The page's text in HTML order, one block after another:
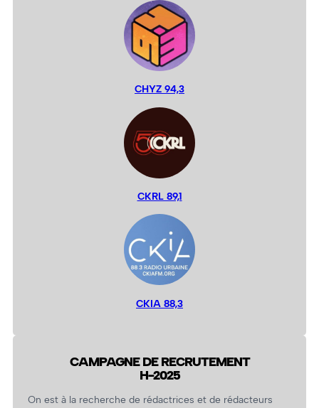
CHYZ 94,3
CKRL 89,1
CKIA 88,3
CAMPAGNE DE RECRUTEMENT
H-2025
On est à la recherche de rédactrices et de rédacteurs